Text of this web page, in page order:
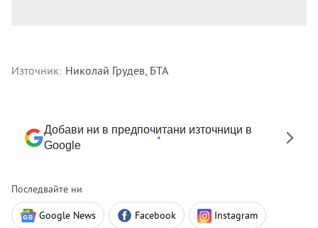
Източник: Николай Грудев, БТА
Добави ни в предпочитани източници в
Google
Последвайте ни
Google News Facebook Instagram